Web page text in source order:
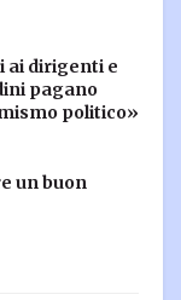
ai dirigenti e
pagano
politico»
un buon